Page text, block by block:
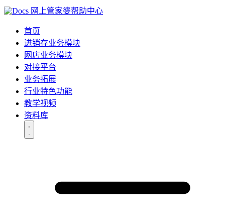
网上管家婆帮助中心
首页
进销存业务模块
网店业务模块
对接平台
业务拓展
行业特色功能
教学视频
资料库